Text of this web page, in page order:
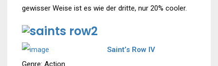
gewisser Weise ist es wie der dritte, nur 20% cooler.
Saint’s Row IV
Genre: Action